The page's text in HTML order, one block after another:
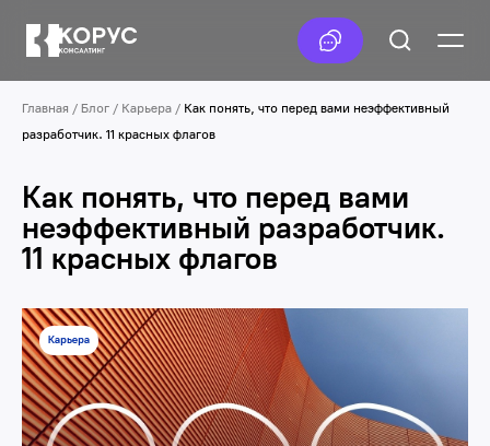
Главная / Блог / Карьера / Как понять, что перед вами неэффективный
разработчик. 11 красных флагов
Как понять, что перед вами
неэффективный разработчик.
11 красных флагов
Карьера